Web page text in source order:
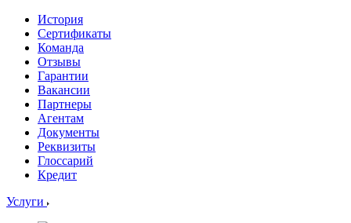
История
Сертификаты
Команда
Отзывы
Гарантии
Вакансии
Партнеры
Агентам
Документы
Реквизиты
Глоссарий
Кредит
Услуги